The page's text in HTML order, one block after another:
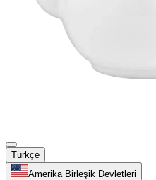
Türkçe
Amerika Birleşik Devletleri